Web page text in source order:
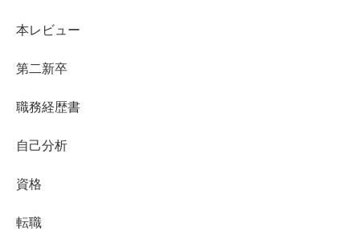
本レビュー
第二新卒
職務経歴書
自己分析
資格
転職